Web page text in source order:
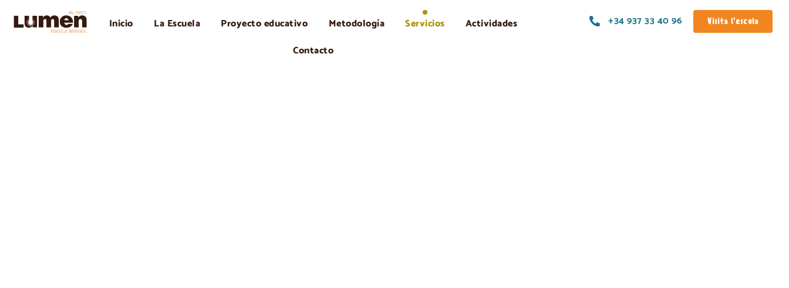
Inicio La Escuela Proyecto educativo Metodología Servicios
Actividades
Contacto
+34 937 33 40 96 Visita l'escola